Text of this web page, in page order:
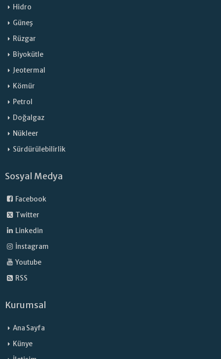
Hidro
Güneş
Rüzgar
Biyokütle
Jeotermal
Kömür
Petrol
Doğalgaz
Nükleer
Sürdürülebilirlik
Sosyal Medya
Facebook
Twitter
Linkedin
İnstagram
Youtube
RSS
Kurumsal
Ana Sayfa
Künye